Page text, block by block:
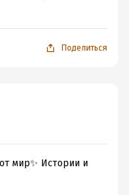
Поделиться
мир✨ Истории и